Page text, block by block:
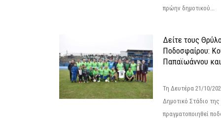
πρώην δημοτικού...
Δείτε τους
Ποδοσφαίρου:
Παπαϊωάννου
Τη Δευτέρα 21/10/
Δημοτικό Στάδιο
πραγματοποιηθεί